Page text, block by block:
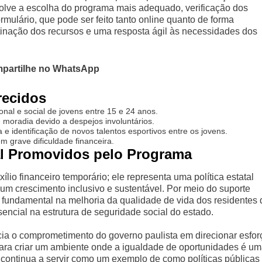
a escolha do programa mais adequado, verificação dos
que pode ser feito tanto online quanto de forma
dos recursos e uma resposta ágil às necessidades dos
no WhatsApp
e social de jovens entre 15 e 24 anos.
devido a despejos involuntários.
e identificação de novos talentos esportivos entre os jovens.
grave dificuldade financeira.
Promovidos pelo Programa
financeiro temporário; ele representa uma política estatal
crescimento inclusivo e sustentável. Por meio do suporte
na melhoria da qualidade de vida dos residentes
na estrutura de seguridade social do estado.
o comprometimento do governo paulista em direcionar
criar um ambiente onde a igualdade de oportunidades é
continua a servir como um exemplo de como políticas públicas